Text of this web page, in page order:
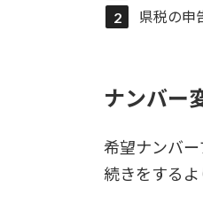
県税の申
ナンバー
希望ナンバ
続きをする